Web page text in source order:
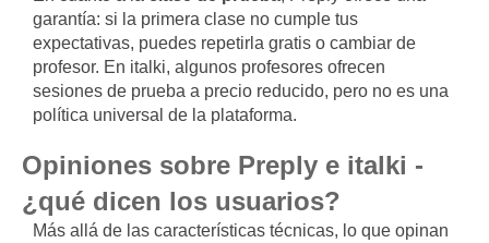
garantía: si la primera clase no cumple tus
expectativas, puedes repetirla gratis o cambiar de
profesor. En italki, algunos profesores ofrecen
sesiones de prueba a precio reducido, pero no es una
política universal de la plataforma.
Opiniones sobre Preply e italki -
¿qué dicen los usuarios?
Más allá de las características técnicas, lo que opinan